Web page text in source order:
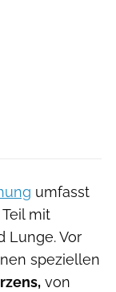
umfasst
mit
Lunge. Vor
speziellen
von